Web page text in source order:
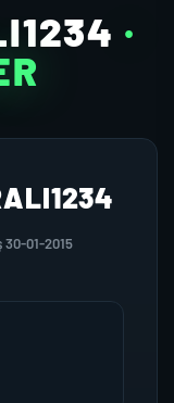
·
30-01-2015